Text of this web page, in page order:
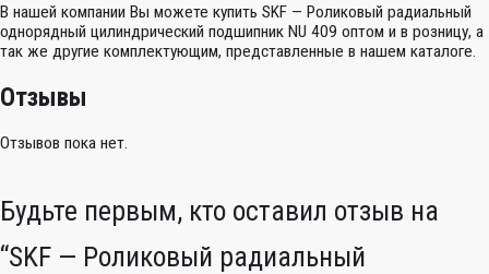
В нашей компании Вы можете купить SKF — Роликовый радиальный
однорядный цилиндрический подшипник NU 409 оптом и в розницу, а
так же другие комплектующим, представленные в нашем каталоге.
Отзывы
Отзывов пока нет.
Будьте первым, кто оставил отзыв на
“SKF — Роликовый радиальный